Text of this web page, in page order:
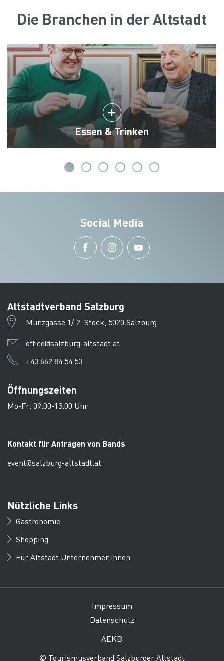
Die Branchen in der Altstadt
Essen & Trinken
Social Media
Altstadtverband Salzburg
Münzgasse 1/ 2. Stock, 5020 Salzburg
office@salzburg-altstadt.at
+43 662 84 54 53
Öffnungszeiten
Mo-Fr: 09:00-13:00 Uhr
Kontakt für Anfragen von Bands
event@salzburg-altstadt.at
Nützliche Links
Gastronomie
Shopping
Für Altstadt Unternehmer:innen
Impressum
Datenschutz
AEKB
© Tourismusverband Salzburger Altstadt